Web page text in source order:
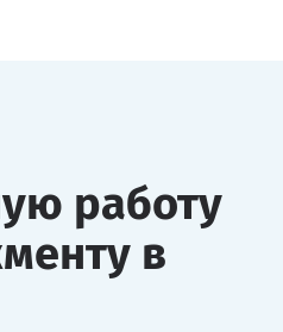
работу
в